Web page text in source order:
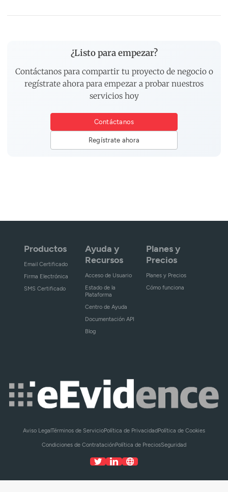
¿Listo para empezar?
Contáctanos para compartir tu proyecto de negocio o
regístrate ahora para empezar a probar nuestros
servicios hoy
Contáctanos
Regístrate ahora
Productos
Email Certificado
Firma Electrónica
SMS Certificado
Ayuda y
Recursos
Acceso de Usuario
Estado de la
Plataforma
Centro de Ayuda
Documentación API
Blog
Planes y
Precios
Planes y Precios
Cómo funciona
Aviso LegalTérminos de ServicioPolítica de PrivacidadPolítica de Cookies
Condiciones de ContrataciónPolítica de PreciosSeguridad